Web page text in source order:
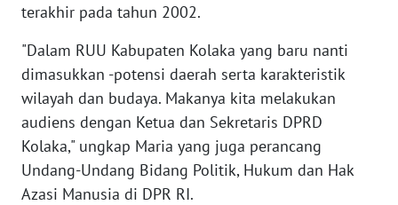
terakhir pada tahun 2002.
"Dalam RUU Kabupaten Kolaka yang baru nanti
dimasukkan -potensi daerah serta karakteristik
wilayah dan budaya. Makanya kita melakukan
audiens dengan Ketua dan Sekretaris DPRD
Kolaka," ungkap Maria yang juga perancang
Undang-Undang Bidang Politik, Hukum dan Hak
Azasi Manusia di DPR RI.
SULBAR
WN
BABEL
SUMBAR